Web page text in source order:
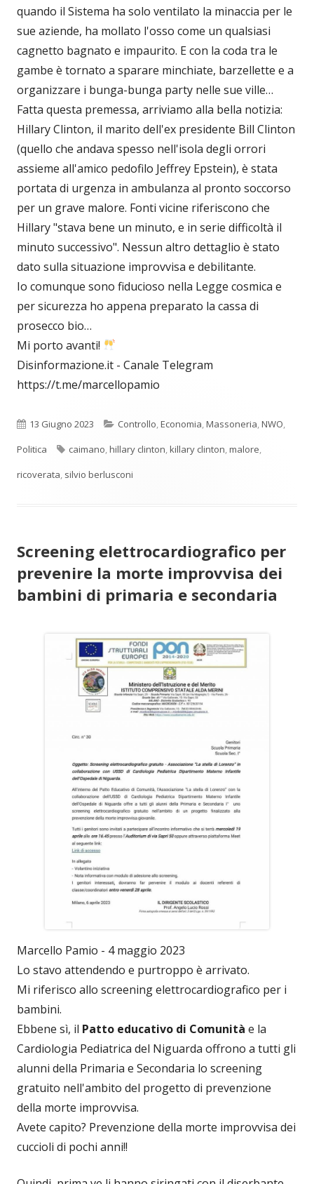
quando il Sistema ha solo ventilato la minaccia per le
sue aziende, ha mollato l'osso come un qualsiasi
cagnetto bagnato e impaurito. E con la coda tra le
gambe è tornato a sparare minchiate, barzellette e a
organizzare i bunga-bunga party nelle sue ville…
Fatta questa premessa, arriviamo alla bella notizia:
Hillary Clinton, il marito dell'ex presidente Bill Clinton
(quello che andava spesso nell'isola degli orrori
assieme all'amico pedofilo Jeffrey Epstein), è stata
portata di urgenza in ambulanza al pronto soccorso
per un grave malore. Fonti vicine riferiscono che
Hillary "stava bene un minuto, e in serie difficoltà il
minuto successivo". Nessun altro dettaglio è stato
dato sulla situazione improvvisa e debilitante.
Io comunque sono fiducioso nella Legge cosmica e
per sicurezza ho appena preparato la cassa di
prosecco bio…
Mi porto avanti!
Disinformazione.it - Canale Telegram
https://t.me/marcellopamio
Pubblicato
13 Giugno 2023 Categorie
Controllo,Economia,Massoneria,NWO,
Politica
Tag
caimano,hillary clinton,killary clinton,malore,
ricoverata, silvio berlusconi
Screening elettrocardiografico per
prevenire la morte improvvisa dei
bambini di primaria e secondaria
Marcello Pamio - 4 maggio 2023
Lo stavo attendendo e purtroppo è arrivato.
Mi riferisco allo screening elettrocardiografico per i
bambini.
Ebbene sì, il Patto educativo di Comunità e la
Cardiologia Pediatrica del Niguarda offrono a tutti gli
alunni della Primaria e Secondaria lo screening
gratuito nell'ambito del progetto di prevenzione
della morte improvvisa.
Avete capito? Prevenzione della morte improvvisa dei
cuccioli di pochi anni!!